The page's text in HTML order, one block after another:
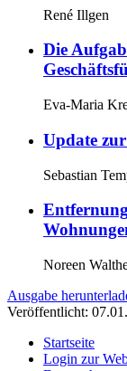
René Illgen
Die
Eva-Maria
Update
Sebastian
Noreen
Ausgabe
Veröffentlicht:
Startseite
Login zur